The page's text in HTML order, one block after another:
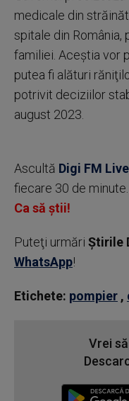
medicale din
spitale din
familiei. Aceştia vor
putea fi alături
potrivit deciziilor
august 2023.
Ascultă Digi FM Live
fiecare 30 de minute.
Ca să știi!
Puteţi urmări Știrile
WhatsApp!
Etichete: pompier ,
Vrei